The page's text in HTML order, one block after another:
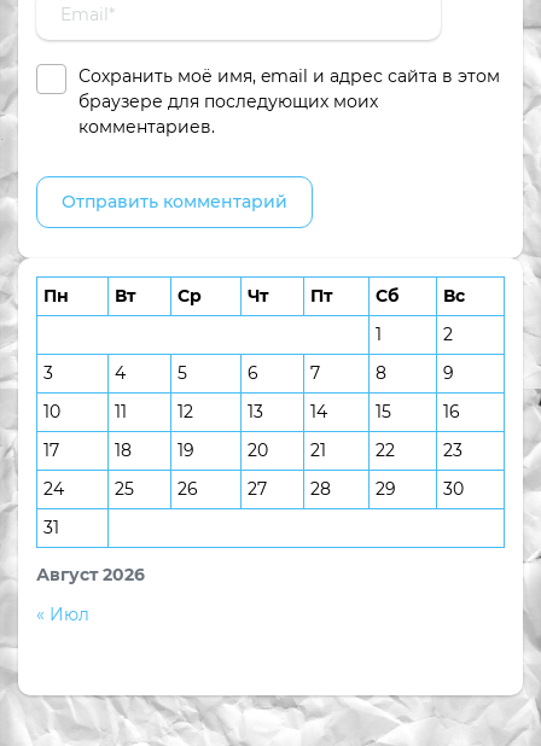
Сохранить моё имя, email и адрес сайта в этом
браузере для последующих моих
комментариев.
Август 2026
Пн Вт Ср Чт Пт Сб
Вс
1
2
3
4 5 6 7 8
9
10
11 12 13 14 15
16
17
18 19 20 21 22
23
24
25 26 27 28 29
30
31
« Июл